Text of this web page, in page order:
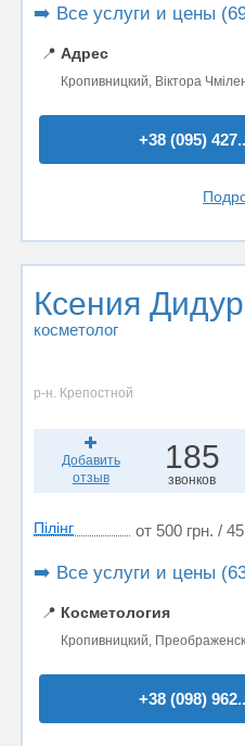
➡️ Все услуги и цены
📍 Адрес
Кропивницкий, Віктора
+38 (095) 427..
Ксения Дидур
косметолог
р-н. Крепостной
Добавить
отзыв
185
звонков
Пілінг от 500 грн. /
➡️ Все услуги и цены
📍 Косметология
Кропивницкий,
+38 (098) 962..